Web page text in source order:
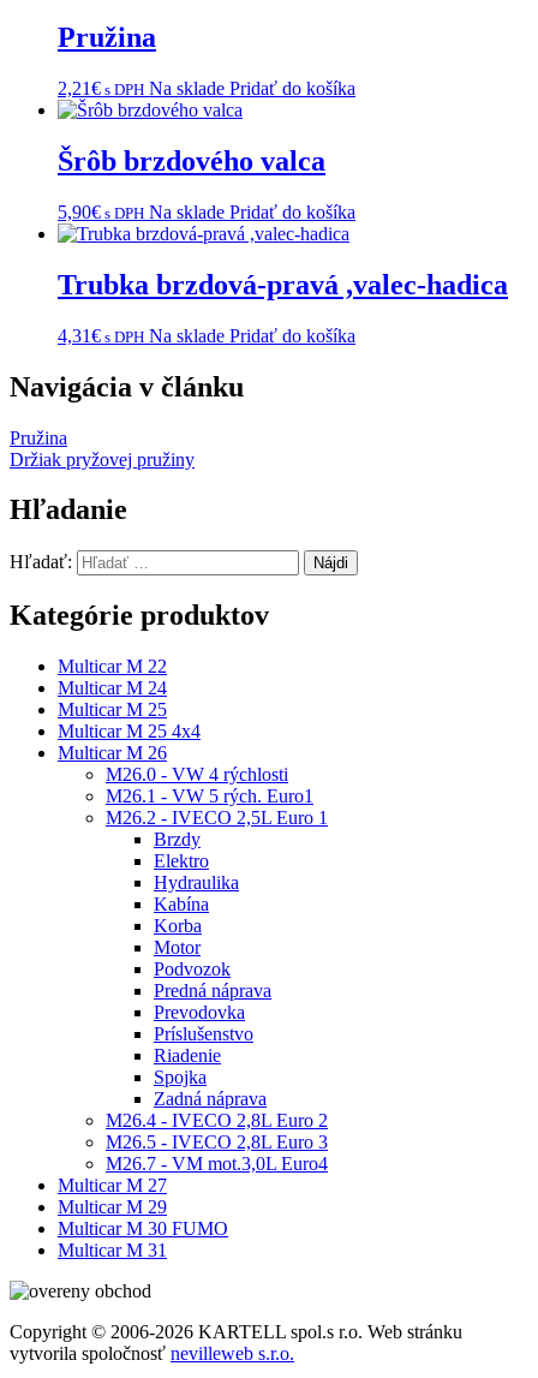
Pružina
2,21€ s DPH Na sklade Pridať do košíka
Šrôb brzdového valca
5,90€ s DPH Na sklade Pridať do košíka
Trubka brzdová-pravá ,valec-hadica
4,31€ s DPH Na sklade Pridať do košíka
Navigácia v článku
Pružina
Držiak pryžovej pružiny
Hľadanie
Hľadať:
Kategórie produktov
Multicar M 22
Multicar M 24
Multicar M 25
Multicar M 25 4x4
Multicar M 26
M26.0 - VW 4 rýchlosti
M26.1 - VW 5 rých. Euro1
M26.2 - IVECO 2,5L Euro 1
Brzdy
Elektro
Hydraulika
Kabína
Korba
Motor
Podvozok
Predná náprava
Prevodovka
Príslušenstvo
Riadenie
Spojka
Zadná náprava
M26.4 - IVECO 2,8L Euro 2
M26.5 - IVECO 2,8L Euro 3
M26.7 - VM mot.3,0L Euro4
Multicar M 27
Multicar M 29
Multicar M 30 FUMO
Multicar M 31
Copyright © 2006-2026 KARTELL spol.s r.o. Web stránku
vytvorila spoločnosť nevilleweb s.r.o.